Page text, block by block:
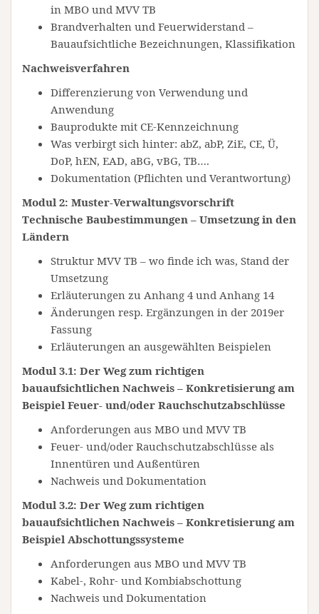
in MBO und MVV TB
Brandverhalten und Feuerwiderstand –
Bauaufsichtliche Bezeichnungen, Klassifikation
Nachweisverfahren
Differenzierung von Verwendung und
Anwendung
Bauprodukte mit CE-Kennzeichnung
Was verbirgt sich hinter: abZ, abP, ZiE, CE, Ü,
DoP, hEN, EAD, aBG, vBG, TB….
Dokumentation (Pflichten und Verantwortung)
Modul 2: Muster-Verwaltungsvorschrift
Technische Baubestimmungen – Umsetzung in den
Ländern
Struktur MVV TB – wo finde ich was, Stand der
Umsetzung
Erläuterungen zu Anhang 4 und Anhang 14
Änderungen resp. Ergänzungen in der 2019er
Fassung
Erläuterungen an ausgewählten Beispielen
Modul 3.1: Der Weg zum richtigen
bauaufsichtlichen Nachweis – Konkretisierung am
Beispiel Feuer- und/oder Rauchschutzabschlüsse
Anforderungen aus MBO und MVV TB
Feuer- und/oder Rauchschutzabschlüsse als
Innentüren und Außentüren
Nachweis und Dokumentation
Modul 3.2: Der Weg zum richtigen
bauaufsichtlichen Nachweis – Konkretisierung am
Beispiel Abschottungssysteme
Anforderungen aus MBO und MVV TB
Kabel-, Rohr- und Kombiabschottung
Nachweis und Dokumentation